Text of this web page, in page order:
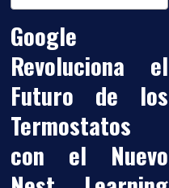
Google
Revoluciona el
Futuro de los
Termostatos
con el Nuevo